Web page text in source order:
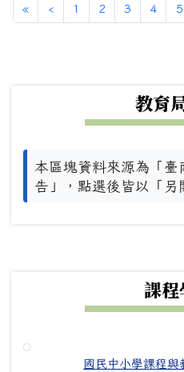
«第一頁
‹上一頁
1 2 3 4 5
教育
本區塊資料來源為「臺
告」，點選後皆以「另
課程
國民中小學課程與